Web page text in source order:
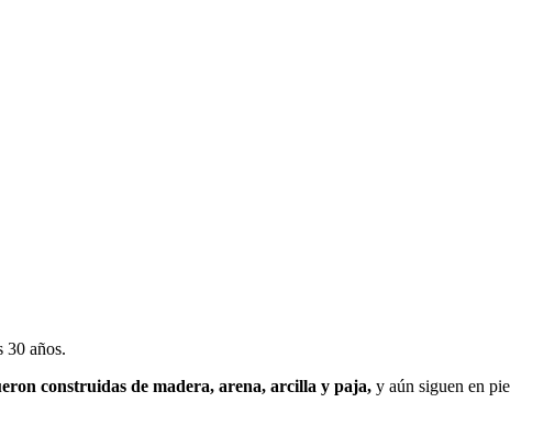
30 años.
construidas de madera, arena, arcilla y paja, y aún siguen en pie